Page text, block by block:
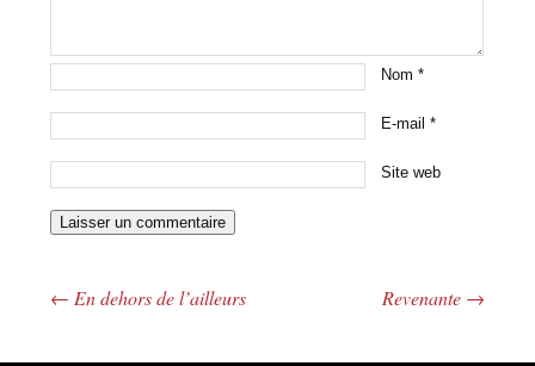
Nom*
E-mail*
Site web
Navigation des articles
← En dehors de l’ailleurs Revenante →